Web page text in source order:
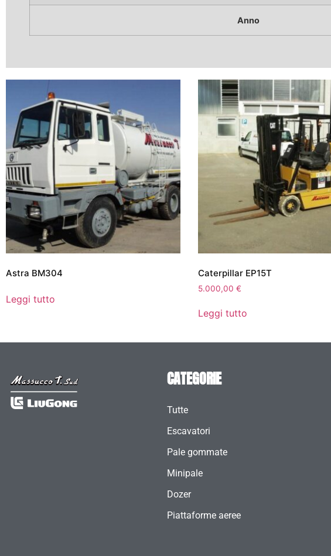
Anno
Astra BM304
Leggi tutto
Caterpillar EP15T
5.000,00 €
Leggi tutto
CATEGORIE
Tutte
Escavatori
Pale gommate
Minipale
Dozer
Piattaforme aeree